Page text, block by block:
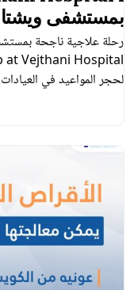
بمستشفى
لحجر المواعيد في